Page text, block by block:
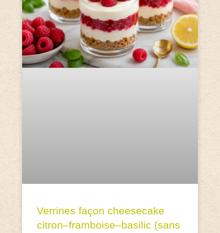
Verrines façon cheesecake
citron–framboise–basilic (sans